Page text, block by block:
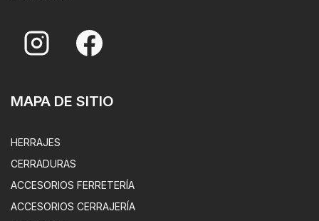
MAPA DE SITIO
HERRAJES
CERRADURAS
ACCESORIOS FERRETERÍA
ACCESORIOS CERRAJERÍA